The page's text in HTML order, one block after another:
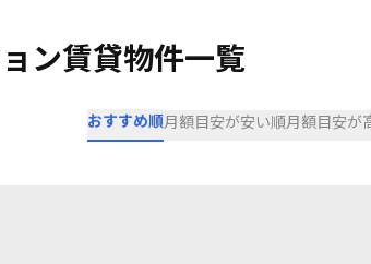
ン賃貸物件一覧
おすすめ順月額目安が安い順月額目安が